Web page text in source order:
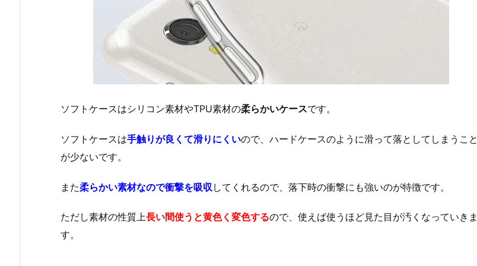
ソフトケースはシリコン素材やTPU素材の柔らかいケースです。
ソフトケースは手触りが良くて滑りにくいので、ハードケースのように滑って落としてしまうこと
が少ないです。
また柔らかい素材なので衝撃を吸収 してくれるので、落下時の衝撃にも強いのが特徴です。
ただし素材の性質上長い間使うと黄色く変色するので、使えば使うほど見た目が汚くなっていきま
す。